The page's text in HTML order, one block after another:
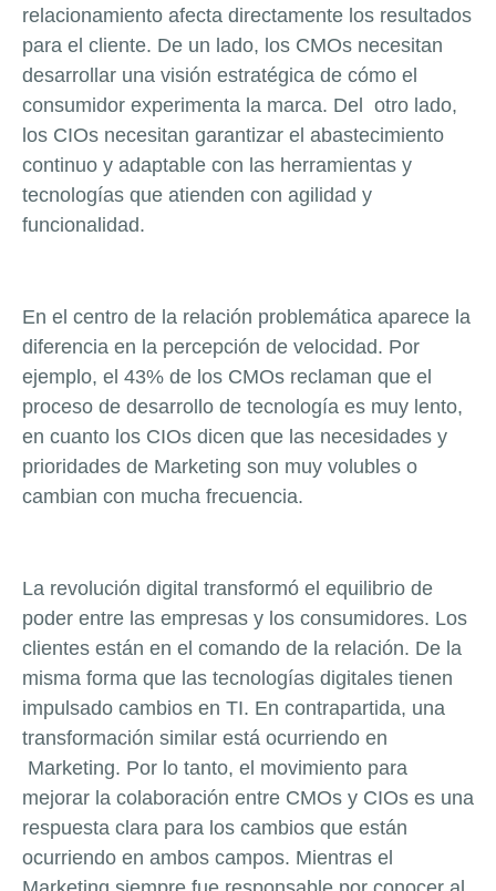
relacionamiento afecta directamente los resultados
para el cliente. De un lado, los CMOs necesitan
desarrollar una visión estratégica de cómo el
consumidor experimenta la marca. Del otro lado,
los CIOs necesitan garantizar el abastecimiento
continuo y adaptable con las herramientas y
tecnologías que atienden con agilidad y
funcionalidad.
En el centro de la relación problemática aparece la
diferencia en la percepción de velocidad. Por
ejemplo, el 43% de los CMOs reclaman que el
proceso de desarrollo de tecnología es muy lento,
en cuanto los CIOs dicen que las necesidades y
prioridades de Marketing son muy volubles o
cambian con mucha frecuencia.
La revolución digital transformó el equilibrio de
poder entre las empresas y los consumidores. Los
clientes están en el comando de la relación. De la
misma forma que las tecnologías digitales tienen
impulsado cambios en TI. En contrapartida, una
transformación similar está ocurriendo en
Marketing. Por lo tanto, el movimiento para
mejorar la colaboración entre CMOs y CIOs es una
respuesta clara para los cambios que están
ocurriendo en ambos campos. Mientras el